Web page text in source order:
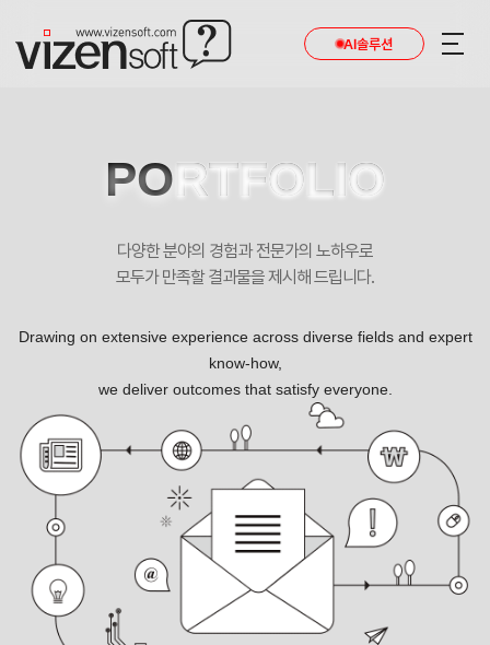
AI솔루션
PORTFOLIO
다양한 분야의 경험과 전문가의 노하우로
모두가 만족할 결과물을 제시해 드립니다.
Drawing on extensive experience across diverse fields and expert
know-how,
we deliver outcomes that satisfy everyone.